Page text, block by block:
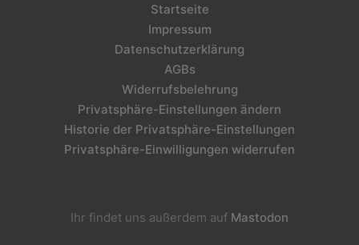
Startseite
Impressum
Datenschutzerklärung
AGBs
Widerrufsbelehrung
Privatsphäre-Einstellungen ändern
Historie der Privatsphäre-Einstellungen
Privatsphäre-Einwilligungen widerrufen
Ihr findet uns außerdem auf Mastodon